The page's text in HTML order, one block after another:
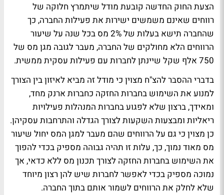
הצעת החוק החדשה קובעת מודל שיתמרץ חלוקה של
רווחים שאינם משמשים ישירות את פעילות החברה, כך
שהחברה תישא בעלות של 2% מס בכל שנה על שיעור
הרווחים הלא מחולקים של החברה, מעבר לגובה מגן מס של
750 אלף שקל שיינתן לחברות עם פעילות עסקית ממשית.
בדברי ההסבר להצ"ח מצוין כי מודל זה מביא לאיזון בין הצורך
למנוע את השימוש בחברות החזקה כחברות ארנק מחד,
ומאידך, ברצון שלא לפגוע בחברות המנהלות פעילויות
ריאליות ומבצעות השקעות לצורך הגדלה והתרחבות עסקיהן.
כן מצוין כי גם על הרווחים שהם מעבר למגן המס יחול שיעור
מס מאוד נמוך, כך, עלות זו תהיה גבוהה מספיק בכדי להפוך
את השימוש בחברות החזקה לצורך תכנון מס ללא כדאי, אך
נמוכה מספיק בכדי לאפשר לחברות שיש להן רצון מיוחד
שלא לחלק את הרווחים לשמור אותם בתוך החברה.